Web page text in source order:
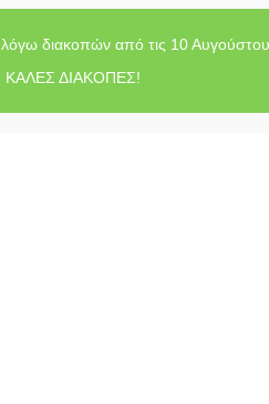
διακοπών από τις 10
ΚΑΛΕΣ ΔΙΑΚΟΠΕΣ!